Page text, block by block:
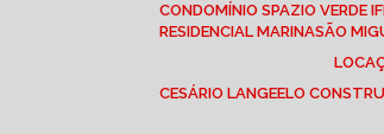
CONDOMÍNIO SPAZIO VERDE I
RESIDENCIAL MARINA SÃO
CESÁRIO LANGE ELO